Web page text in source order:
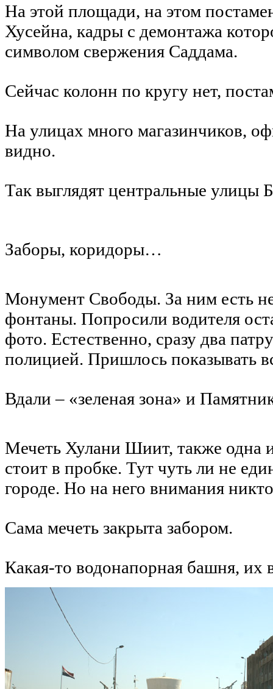
На этой площади, на этом
Хусейна, кадры с демонтажа
символом свержения Саддама.
Сейчас колонн по кругу нет,
На улицах много магазинчиков,
видно.
Так выглядят центральные улицы
Заборы, коридоры…
Монумент Свободы. За ним есть
фонтаны. Попросили водителя
фото. Естественно, сразу два
полицией. Пришлось показывать
Вдали – «зеленая зона» и
Мечеть Хулани Шиит, также одна
стоит в пробке. Тут чуть ли не
городе. Но на него внимания
Сама мечеть закрыта забором.
Какая-то водонапорная башня, их